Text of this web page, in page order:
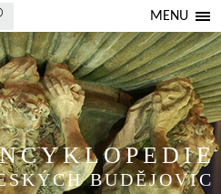
MENU
BUDĚJOVIC